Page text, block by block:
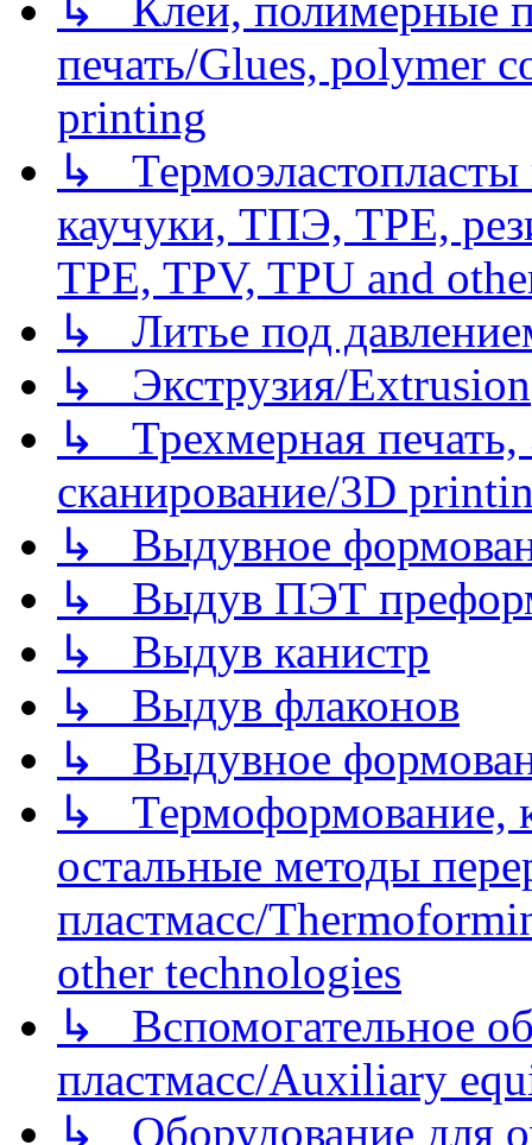
↳ Клеи, полимерные
печать/Glues, polymer
printing
↳
каучуки, ТПЭ, TPE,
TPE, TPV, TPU and
↳ Литье под
↳ Экструзия/Extrusion
↳ Трехмерная
сканирование/3D
↳ Выдувное
↳ Выдув ПЭТ
↳ Выдув канистр
↳ Выдув флаконов
↳ Выдувное
↳ Термоформование,
остальные методы
пластмасс/
other technologies
↳ Вспомогательное
пластмасс/Auxiliary
↳ Оборудование для